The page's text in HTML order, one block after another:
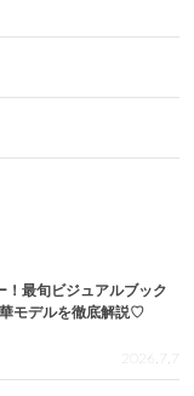
！最旬ビジュアルブック
華モデルを徹底解説♡
2026.7.7